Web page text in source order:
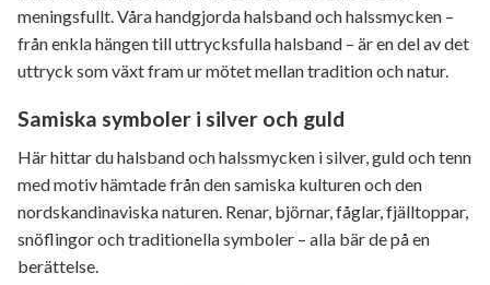
meningsfullt. Våra handgjorda halsband och halssmycken –
från enkla hängen till uttrycksfulla halsband – är en del av det
uttryck som växt fram ur mötet mellan tradition och natur.
Samiska symboler i silver och guld
Här hittar du halsband och halssmycken i silver, guld och tenn
med motiv hämtade från den samiska kulturen och den
nordskandinaviska naturen. Renar, björnar, fåglar, fjälltoppar,
snöflingor och traditionella symboler – alla bär de på en
berättelse.